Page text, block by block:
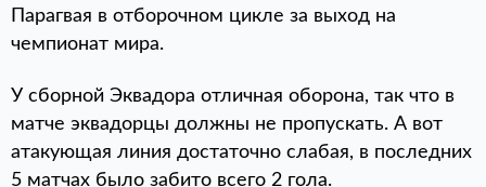
Парагвая в отборочном цикле за выход на
чемпионат мира.
У сборной Эквадора отличная оборона, так что в
матче эквадорцы должны не пропускать. А вот
атакующая линия достаточно слабая, в последних
5 матчах было забито всего 2 гола.